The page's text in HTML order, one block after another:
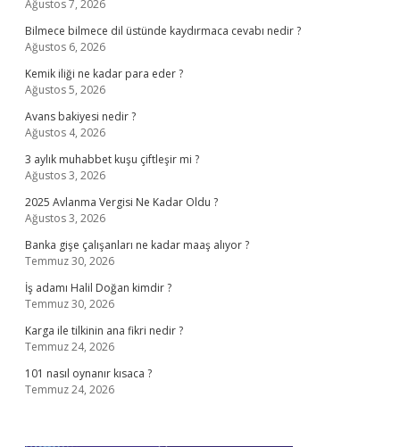
Ağustos 7, 2026
Bilmece bilmece dil üstünde kaydırmaca cevabı nedir ?
Ağustos 6, 2026
Kemik iliği ne kadar para eder ?
Ağustos 5, 2026
Avans bakiyesi nedir ?
Ağustos 4, 2026
3 aylık muhabbet kuşu çiftleşir mi ?
Ağustos 3, 2026
2025 Avlanma Vergisi Ne Kadar Oldu ?
Ağustos 3, 2026
Banka gişe çalışanları ne kadar maaş alıyor ?
Temmuz 30, 2026
İş adamı Halil Doğan kimdir ?
Temmuz 30, 2026
Karga ile tilkinin ana fikri nedir ?
Temmuz 24, 2026
101 nasıl oynanır kısaca ?
Temmuz 24, 2026